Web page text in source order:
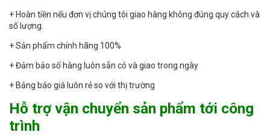
+ Hoàn tiền nếu đơn vị chúng tôi giao hàng không đúng quy cách và
số lượng.
+ Sản phẩm chính hãng 100%
+ Đảm bảo số hàng luôn sẵn có và giao trong ngày
+ Bảng báo giá luôn rẻ so với thị trường
Hỗ trợ vận chuyển sản phẩm tới công
trình